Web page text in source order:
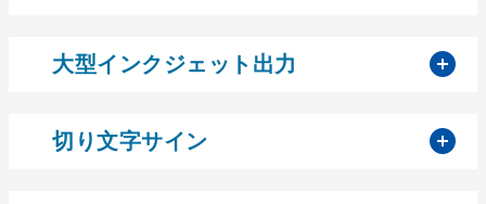
大型インクジェット出力
切り文字サイン